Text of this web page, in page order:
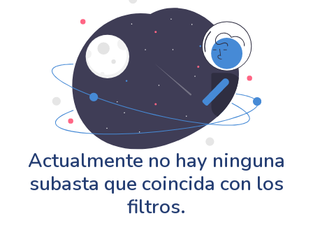
Actualmente no hay ninguna
subasta que coincida con los
filtros.